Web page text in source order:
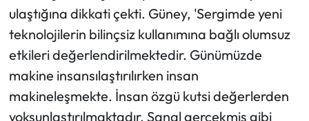
ulaştığına dikkati çekti. Güney, 'Sergimde yeni
teknolojilerin bilinçsiz kullanımına bağlı olumsuz
etkileri değerlendirilmektedir. Günümüzde
makine insansılaştırılırken insan
makineleşmekte. İnsan özgü kutsi değerlerden
yoksunlaştırılmaktadır. Sanal gerçekmiş gibi